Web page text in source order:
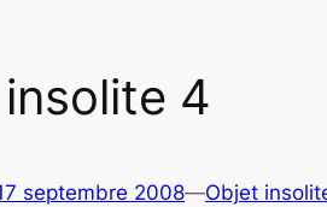
4
septembre 2008—Objet